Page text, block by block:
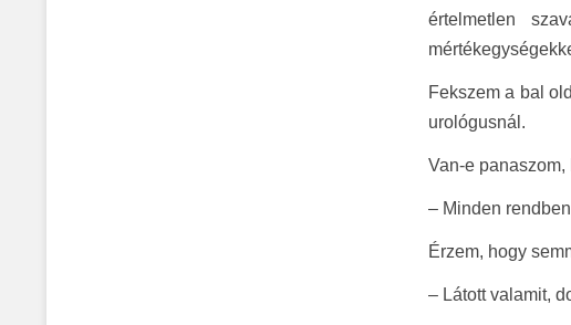
értelmetlen
Fekszem a bal
urológusnál.
Van-e
– Minden
Érzem, hogy
– Látott valamit,